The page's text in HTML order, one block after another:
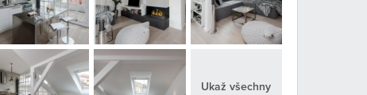
Ukaž všechny